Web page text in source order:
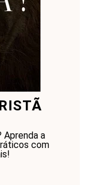
Aprenda a
com